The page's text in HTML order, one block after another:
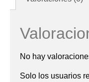
No hay
Solo los usuarios